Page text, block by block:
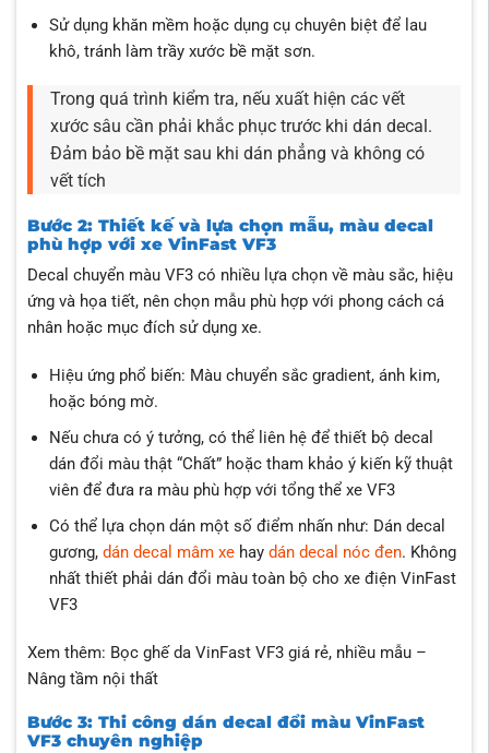
Sử dụng khăn mềm hoặc dụng cụ chuyên biệt để lau
khô, tránh làm trầy xước bề mặt sơn.
Trong quá trình kiểm tra, nếu xuất hiện các vết
xước sâu cần phải khắc phục trước khi dán decal.
Đảm bảo bề mặt sau khi dán phẳng và không có
vết tích
Bước 2: Thiết kế và lựa chọn mẫu, màu decal
phù hợp với xe VinFast VF3
Decal chuyển màu VF3 có nhiều lựa chọn về màu sắc, hiệu
ứng và họa tiết, nên chọn mẫu phù hợp với phong cách cá
nhân hoặc mục đích sử dụng xe.
Hiệu ứng phổ biến: Màu chuyển sắc gradient, ánh kim,
hoặc bóng mờ.
Nếu chưa có ý tưởng, có thể liên hệ để thiết bộ decal
dán đổi màu thật “Chất” hoặc tham khảo ý kiến kỹ thuật
viên để đưa ra màu phù hợp với tổng thể xe VF3
Có thể lựa chọn dán một số điểm nhấn như: Dán decal
gương, dán decal mâm xe hay dán decal nóc đen. Không
nhất thiết phải dán đổi màu toàn bộ cho xe điện VinFast
VF3
Xem thêm: Bọc ghế da VinFast VF3 giá rẻ, nhiều mẫu –
Nâng tầm nội thất
Bước 3: Thi công dán decal đổi màu VinFast
VF3 chuyên nghiệp